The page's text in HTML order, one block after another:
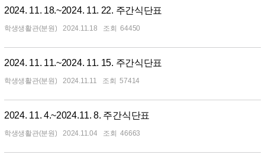
2024. 11. 18.~2024. 11. 22. 주간식단표
학생생활관(분원) 2024.11.18 64450
2024. 11. 11.~2024. 11. 15. 주간식단표
학생생활관(분원) 2024.11.11 57414
2024. 11. 4.~2024.11. 8. 주간식단표
학생생활관(분원) 2024.11.04 46663